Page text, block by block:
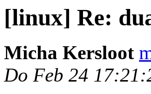
[linux] Re:
Micha Kersloot
Do Feb 24